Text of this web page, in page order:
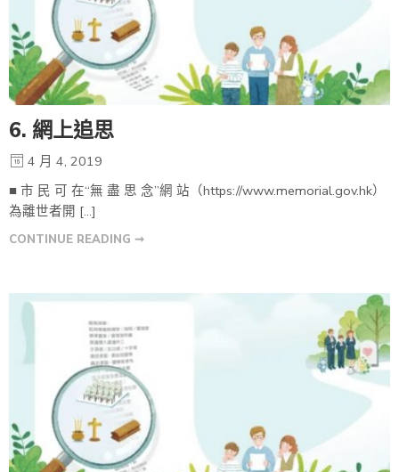
6. 網上追思
4 月 4, 2019
■ 市 民 可 在“無 盡 思 念”網 站（https://www.memorial.gov.hk）
為離世者開 […]
CONTINUE READING ➞